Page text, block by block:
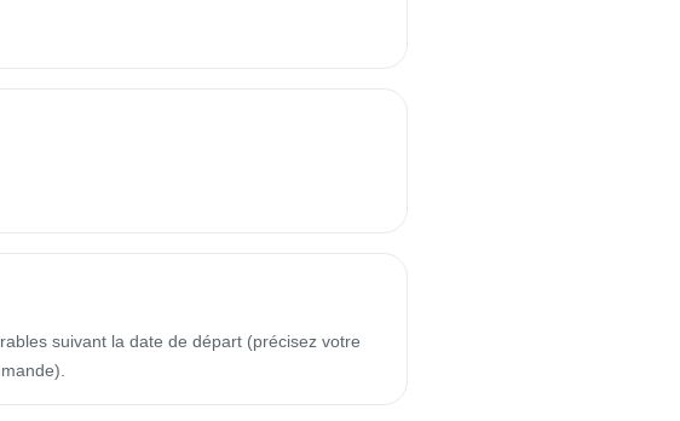
suivant la date de départ (précisez votre